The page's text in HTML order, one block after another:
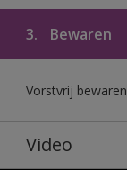
3. Bewaren
Vorstvrij bewaren
Video